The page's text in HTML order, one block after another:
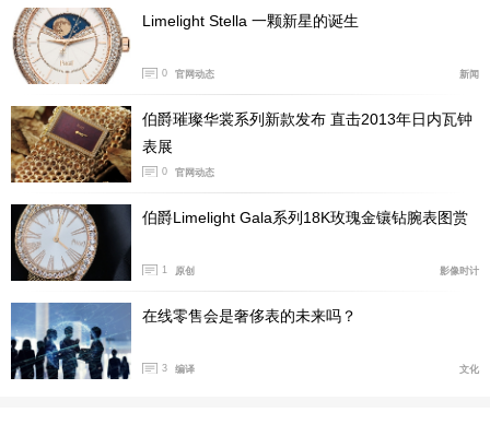
却略显不足。
Limelight Stella 一颗新星的诞生
0 官网动态 新闻
伯爵璀璨华裳系列新款发布 直击2013年日内瓦钟
表展
0 官网动态
伯爵Limelight Gala系列18K玫瑰金镶钻腕表图赏
1 原创 影像时计
在线零售会是奢侈表的未来吗？
3 编译 文化